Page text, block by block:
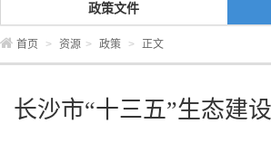
政策文件
首页 > 资源 > 政策 > 正文
长沙市“十三五”生态建